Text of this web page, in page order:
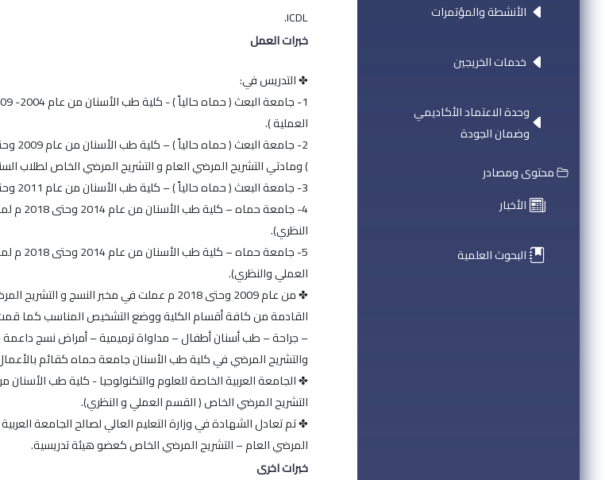
الأنشطة والمؤتمرات
خدمات الخريجين
وحدة الاعتماد الأكاديمي
وضمان الجودة
محتوى ومصادر
الأخبار
البحوث العلمية
ICDL.
خبرات العمل
✤ التدريس في:
العملية ).
) ومادتي التشريح المرضي العام و التشريح المرضي الخاص لطلاب
3- جامعة البعث ( حماه حالياً ) – كلية طب الأسنان من عام 2011 وحتى 2018 م لمادة النسج الخاص لطلاب السنة الثانية ( القسم النظري ).
4-
النظري).
5-
العملي والنظري).
✤ من عام 2009 وحتى 2018 م عملت في مخبر
القادمة من كافة أقسام الكلية ووضع التشخيص المناسب كما قمت
– جراحة – طب أسنان أطفال – مداواة ترميمية – أمراض نسج
والتشريح المرضي في كلية طب الأسنان جامعة حماه كقائم
التشريح المرضي الخاص ( القسم العملي و النظري).
المرضي العام – التشريح المرضي الخاص كعضو هيئة تدريسية.
خبرات اخرى